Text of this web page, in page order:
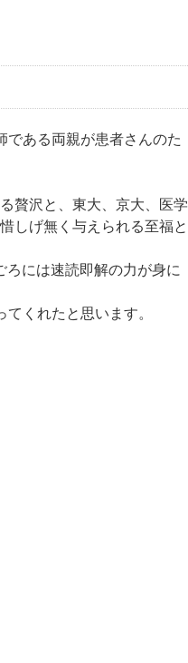
である両親が患者さんのた
贅沢と、東大、京大、医学
しげ無く与えられる至福と
には速読即解の力が身に
くれたと思います。